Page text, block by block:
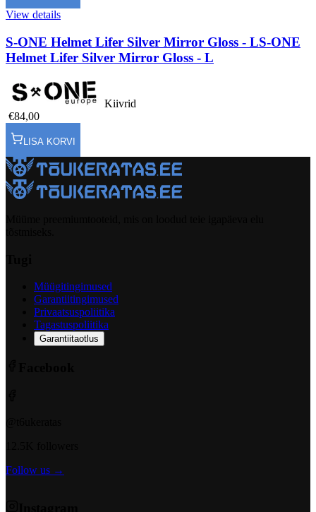
View details
S-ONE Helmet Lifer Silver Mirror Gloss - LS-ONE
Helmet Lifer Silver Mirror Gloss - L
Kiivrid
€84,00
LISA KORVI
Müügitingimused
Garantiitingimused
Privaatsuspoliitika
Tagastuspoliitika
Garantiitaotlus
Follow us →